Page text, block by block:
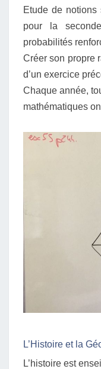
Etude de
pour la
probabilités
Créer son propre
d’un exercice
Chaque année,
mathématiques
L’Histoire et la
L’histoire est